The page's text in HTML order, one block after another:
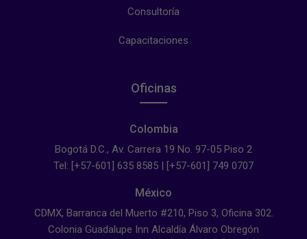
Consultoría
Capacitaciones
Oficinas
Colombia
Bogotá D.C., Av. Carrera 19 No. 97-05 Piso 2
Tel: [+57-601] 635 8585 | [+57-601] 749 0707
México
CDMX, Barranca del Muerto #210, Piso 3, Oficina 302.
Colonia Guadalupe Inn Alcaldía Álvaro Obregón